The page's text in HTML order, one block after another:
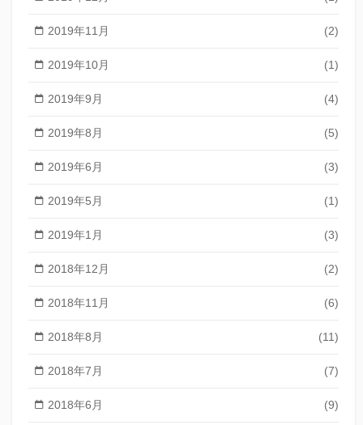
2019年11月 (2)
2019年10月 (1)
2019年9月 (4)
2019年8月 (5)
2019年6月 (3)
2019年5月 (1)
2019年1月 (3)
2018年12月 (2)
2018年11月 (6)
2018年8月 (11)
2018年7月 (7)
2018年6月 (9)